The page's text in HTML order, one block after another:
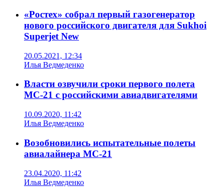
«Ростех» собрал первый газогенератор
нового российского двигателя для Sukhoi
Superjet New
20.05.2021, 12:34
Илья Ведмеденко
Власти озвучили сроки первого полета
МС-21 c российскими авиадвигателями
10.09.2020, 11:42
Илья Ведмеденко
Возобновились испытательные полеты
авиалайнера МС-21
23.04.2020, 11:42
Илья Ведмеденко